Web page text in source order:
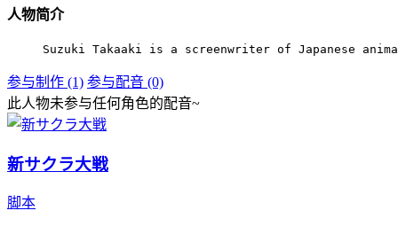
人物简介
Suzuki Takaaki is a screenwriter of Japanese
参与制作 (1) 参与配音 (0)
此人物未参与任何角色的配音~
新サクラ大戦
脚本